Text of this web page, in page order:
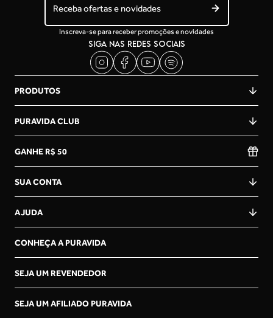
Receba ofertas e novidades
Inscreva-se para receber promoções e novidades
SIGA NAS REDES SOCIAIS
PRODUTOS
PURAVIDA CLUB
GANHE R$ 50
SUA CONTA
AJUDA
CONHEÇA A PURAVIDA
SEJA UM REVENDEDOR
SEJA UM AFILIADO PURAVIDA